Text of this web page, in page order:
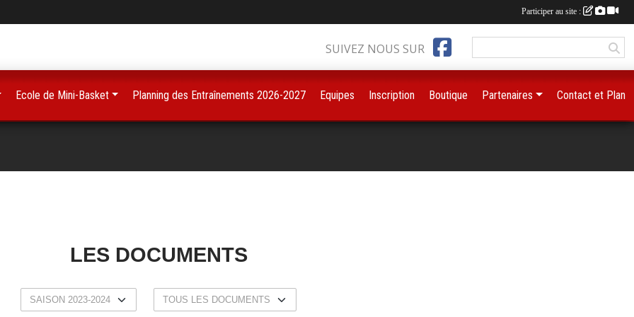
LES DOCUMENTS
SUIVEZ NOUS SUR
Ecole de Mini-Basket Planning des Entraînements 2026-2027 Equipes Inscription Boutique Partenaires Contact et Plan
Participer au site :